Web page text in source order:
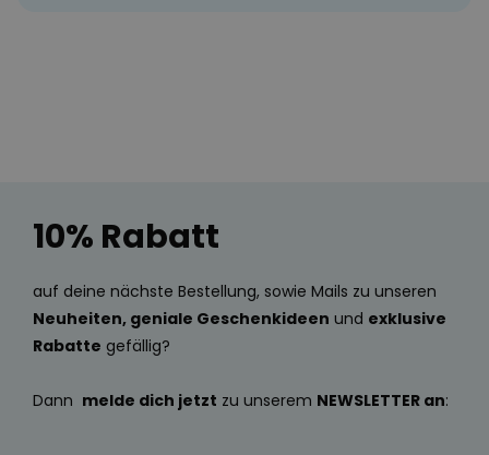
10% Rabatt
auf deine nächste Bestellung, sowie Mails zu unseren
Neuheiten, geniale Geschenkideen und exklusive
Rabatte gefällig?
Dann melde dich jetzt zu unserem NEWSLETTER an: